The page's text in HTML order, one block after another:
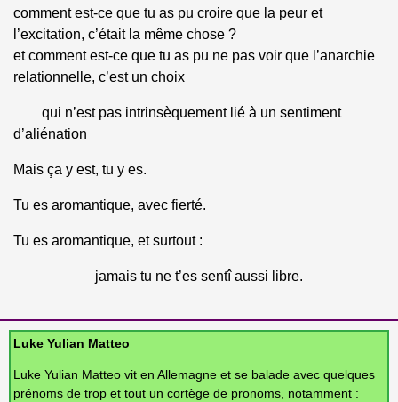
comment est-ce que tu as pu croire que la peur et
l’excitation, c’était la même chose ?
et comment est-ce que tu as pu ne pas voir que l’anarchie
relationnelle, c’est un choix
qui n’est pas intrinsèquement lié à un sentiment
d’aliénation
Mais ça y est, tu y es.
Tu es aromantique, avec fierté.
Tu es aromantique, et surtout :
jamais tu ne t’es sentî aussi libre.
Luke Yulian Matteo
Luke Yulian Matteo vit en Allemagne et se balade avec quelques
prénoms de trop et tout un cortège de pronoms, notamment :